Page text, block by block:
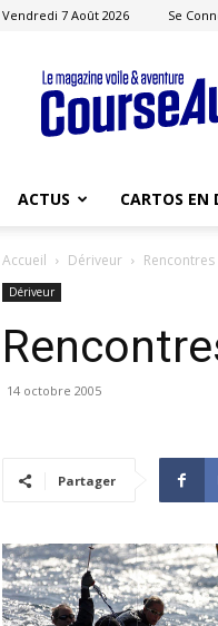
Vendredi 7 Août 2026 Se
au
ACTUS CARTOS EN
Accueil Dériveur Rencontres
Dériveur
14 octobre 2005
Partager